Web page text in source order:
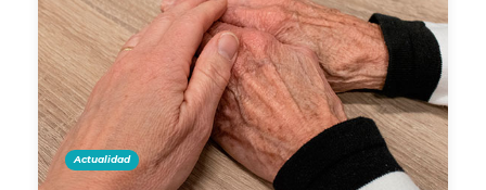
Actualidad